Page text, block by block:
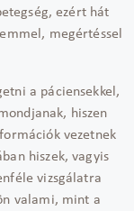
ezért hát
megértéssel
a páciensekkel,
hiszen
vezetnek
hiszek, vagyis
vizsgálatra
valami, mint a